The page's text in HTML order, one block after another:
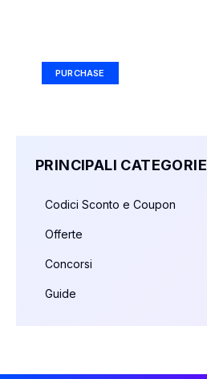
PURCHASE
PRINCIPALI CATEGORIE
Codici Sconto e Coupon
Offerte
Concorsi
Guide